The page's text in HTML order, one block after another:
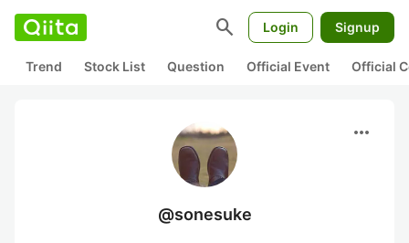
search Login Signup
Trend Stock List Question Official Event Official
more_horiz
@sonesuke